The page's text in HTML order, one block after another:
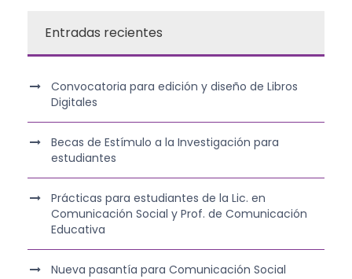
Entradas recientes
Convocatoria para edición y diseño de Libros
Digitales
Becas de Estímulo a la Investigación para
estudiantes
Prácticas para estudiantes de la Lic. en
Comunicación Social y Prof. de Comunicación
Educativa
Nueva pasantía para Comunicación Social